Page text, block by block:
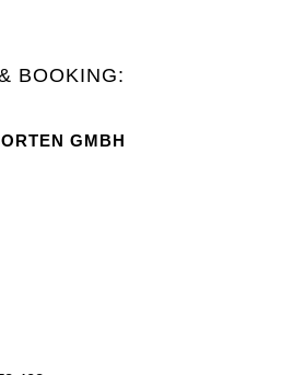
BOOKING:
GMBH